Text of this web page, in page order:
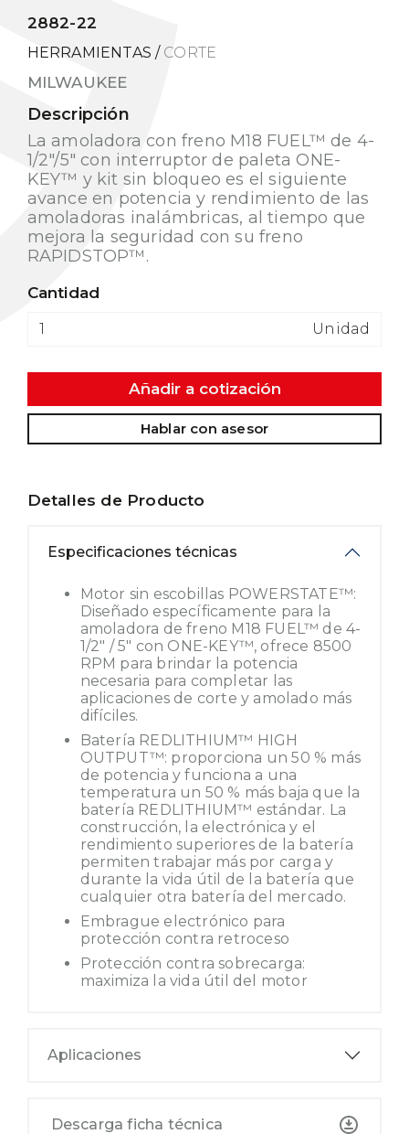
2882-22
HERRAMIENTAS / CORTE
MILWAUKEE
Descripción
La amoladora con freno M18 FUEL™ de 4-
1/2"/5" con interruptor de paleta ONE-
KEY™ y kit sin bloqueo es el siguiente
avance en potencia y rendimiento de las
amoladoras inalámbricas, al tiempo que
mejora la seguridad con su freno
RAPIDSTOP™.
Cantidad
Unidad
Añadir a cotización
Hablar con asesor
Detalles de Producto
Especificaciones técnicas
Motor sin escobillas POWERSTATE™:
Diseñado específicamente para la
amoladora de freno M18 FUEL™ de 4-
1/2" / 5" con ONE-KEY™, ofrece 8500
RPM para brindar la potencia
necesaria para completar las
aplicaciones de corte y amolado más
difíciles.
Batería REDLITHIUM™ HIGH
OUTPUT™: proporciona un 50 % más
de potencia y funciona a una
temperatura un 50 % más baja que la
batería REDLITHIUM™ estándar. La
construcción, la electrónica y el
rendimiento superiores de la batería
permiten trabajar más por carga y
durante la vida útil de la batería que
cualquier otra batería del mercado.
Embrague electrónico para
protección contra retroceso
Protección contra sobrecarga:
maximiza la vida útil del motor
Aplicaciones
Descarga ficha técnica